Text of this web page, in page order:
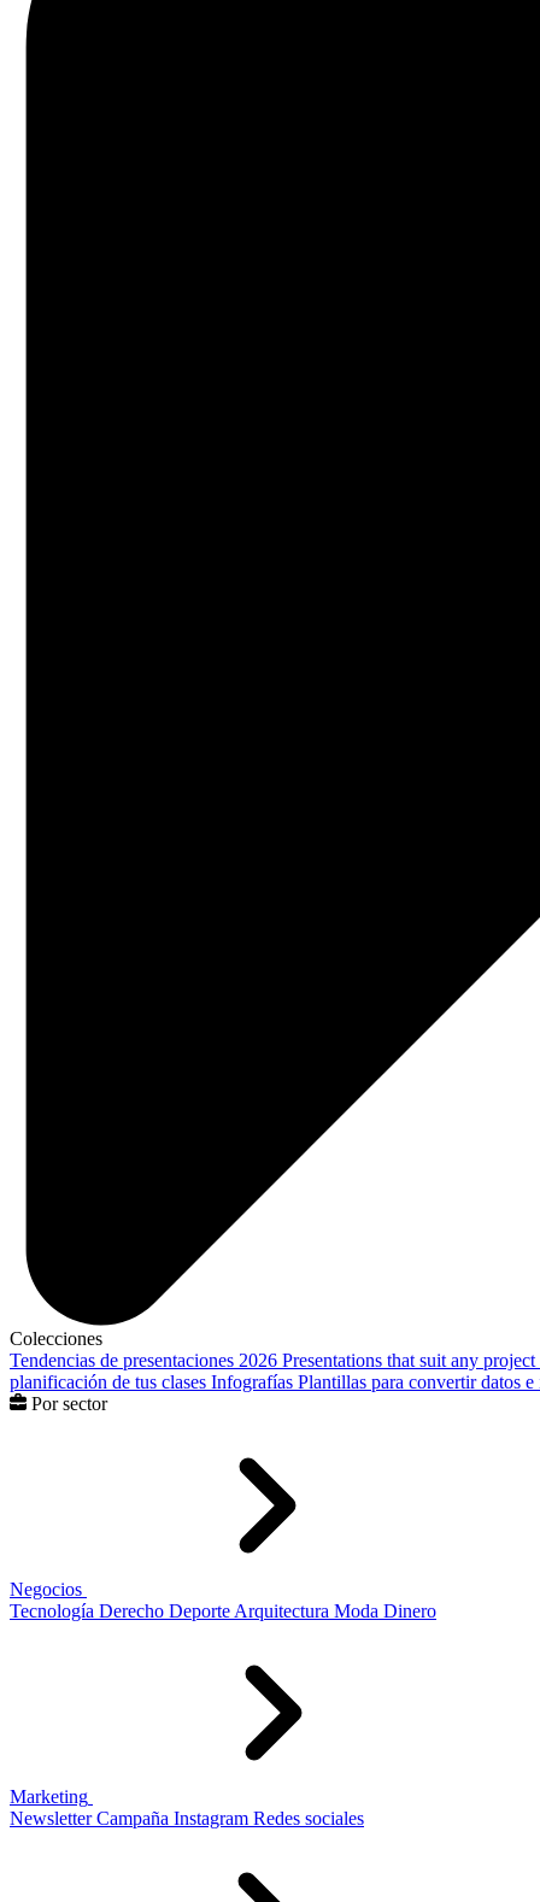
Colecciones
Tendencias de presentaciones 2026 Presentations that suit any project
planificación de tus clases Infografías Plantillas para convertir datos
Por sector
Negocios
Tecnología Derecho Deporte Arquitectura Moda Dinero
Marketing
Newsletter Campaña Instagram Redes sociales